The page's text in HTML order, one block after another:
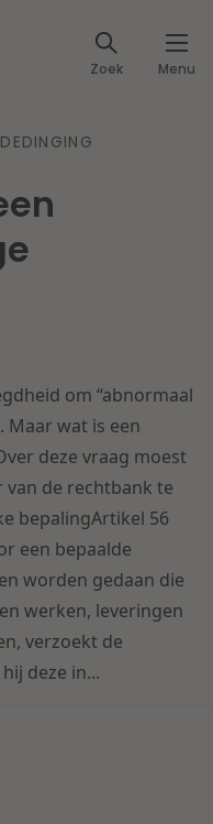
Zoek Menu
zorg
in de
om “abnormaal
Maar wat is een
deze vraag moest
de rechtbank te
bepalingArtikel 56
een bepaalde
worden gedaan die
werken, leveringen
verzoekt de
deze in...